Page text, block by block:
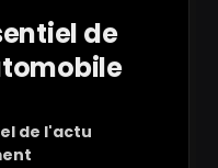
de
de l'actu